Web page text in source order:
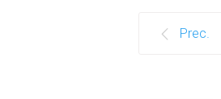
Prec.